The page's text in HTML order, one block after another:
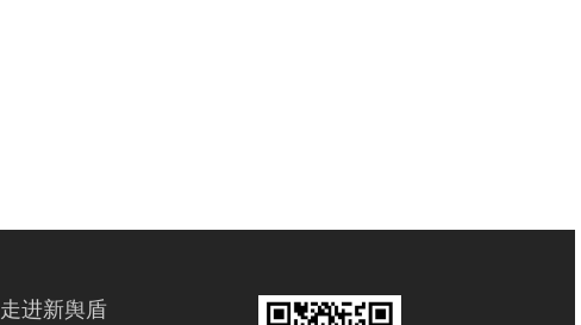
走进新舆盾